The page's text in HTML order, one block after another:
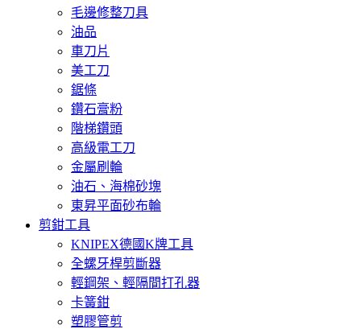
毛邊修整刀具
油品
車刀片
美工刀
鋸條
鑽石膏粉
階梯鑽頭
高級電工刀
金屬刷輪
油石、海棉砂塊
東昇平面砂布輪
剪鉗工具
KNIPEX德國K牌工具
全螺牙桿剪斷器
輕鋼架、輕隔間打孔器
卡簧鉗
塑膠管剪